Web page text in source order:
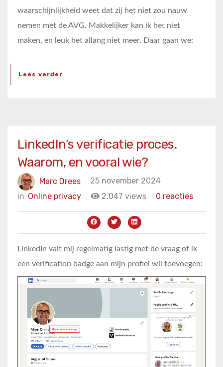
waarschijnlijkheid weet dat zij het niet zou nauw
nemen met de AVG. Makkelijker kan ik het niet
maken, en leuk het allang niet meer. Daar gaan we:
Lees verder
LinkedIn’s verificatie proces.
Waarom, en vooral wie?
Marc Drees
25 november 2024
in Online privacy 2.047 views 0 reacties
LinkedIn valt mij regelmatig lastig met de vraag of ik
een verification badge aan mijn profiel wil toevoegen: